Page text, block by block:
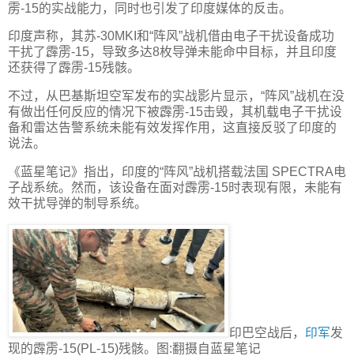
雳-15的实战能力，同时也引发了印度媒体的反击。
印度声称，其苏-30MKI和“阵风”战机借由电子干扰设备成功
干扰了霹雳-15，导致多达8枚导弹未能命中目标，并且印度
还获得了霹雳-15残骸。
不过，从巴基斯坦空军发布的实战影片显示，“阵风”战机在没
有做出任何反应的情况下被霹雳-15击毁，其机载电子干扰设
备和雷达告警系统未能有效发挥作用，这直接反驳了印度的
说法。
《蓝星笔记》指出，印度的“阵风”战机搭载法国 SPECTRA电
子战系统。然而，该设备在面对霹雳-15时表现有限，未能有
效干扰导弹的制导系统。
印巴空战后， 印军发
现的霹雳-15(PL-15)残骸。图:翻摄自蓝星笔记